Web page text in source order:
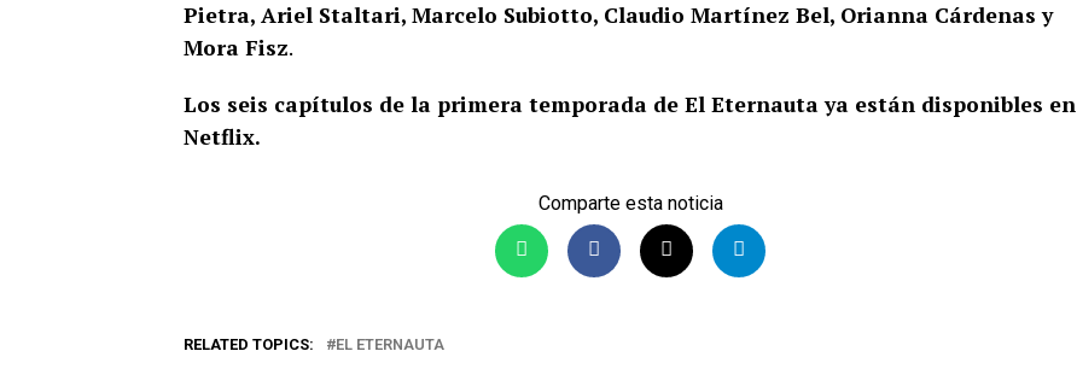
Pietra, Ariel Staltari, Marcelo Subiotto, Claudio Martínez Bel, Orianna Cárdenas y
Mora Fisz.
Los seis capítulos de la primera temporada de El Eternauta ya están disponibles en
Netflix.
Comparte esta noticia
RELATED TOPICS: EL ETERNAUTA